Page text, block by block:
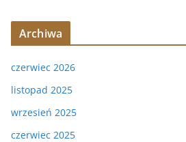
Archiwa
czerwiec 2026
listopad 2025
wrzesień 2025
czerwiec 2025